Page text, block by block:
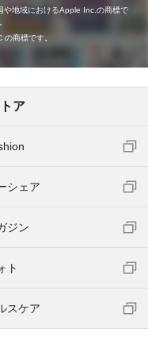
地域におけるApple Inc.の商標で
商標です。
ア
シェア
ジン
ト
スケア